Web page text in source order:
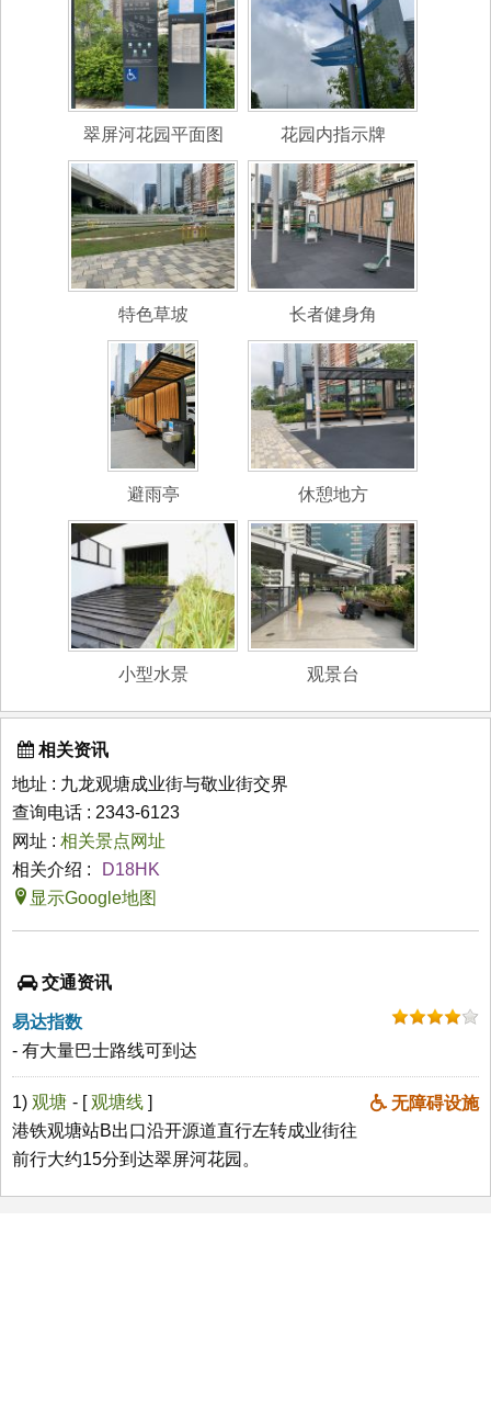
翠屏河花园平面图 花园内指示牌
特色草坡 长者健身角
避雨亭 休憩地方
小型水景 观景台
相关资讯
地址 : 九龙观塘成业街与敬业街交界
查询电话 : 2343-6123
网址 : 相关景点网址
相关介绍 :
D18HK
显示Google地图
交通资讯
易达指数
- 有大量巴士路线可到达
1) 观塘 无障碍设施
- [观塘线 ]
港铁观塘站B出口沿开源道直行左转成业街往
前行大约15分到达翠屏河花园。